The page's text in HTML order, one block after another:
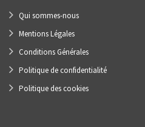
Qui sommes-nous
Mentions Légales
Conditions Générales
Politique de confidentialité
Politique des cookies